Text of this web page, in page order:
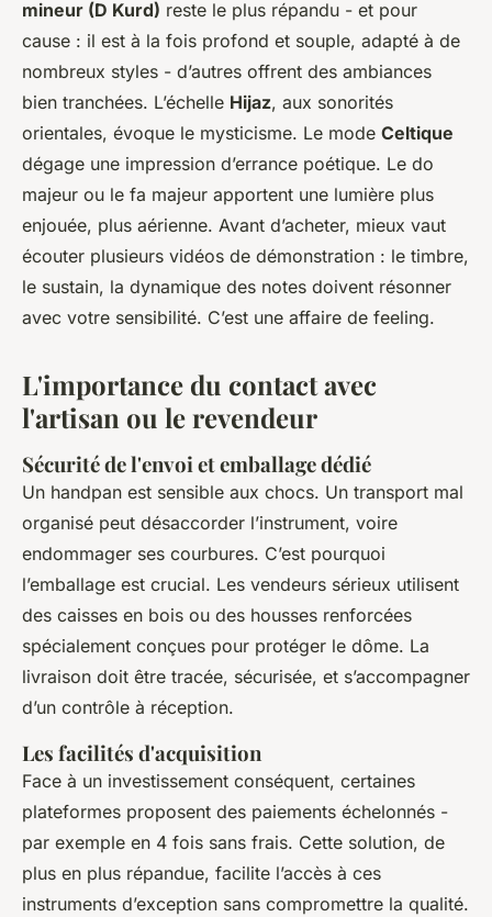
mineur (D Kurd) reste le plus répandu - et pour
cause : il est à la fois profond et souple, adapté à de
nombreux styles - d’autres offrent des ambiances
bien tranchées. L’échelle Hijaz, aux sonorités
orientales, évoque le mysticisme. Le mode Celtique
dégage une impression d’errance poétique. Le do
majeur ou le fa majeur apportent une lumière plus
enjouée, plus aérienne. Avant d’acheter, mieux vaut
écouter plusieurs vidéos de démonstration : le timbre,
le sustain, la dynamique des notes doivent résonner
avec votre sensibilité. C’est une affaire de feeling.
L'importance du contact avec
l'artisan ou le revendeur
Sécurité de l'envoi et emballage dédié
Un handpan est sensible aux chocs. Un transport mal
organisé peut désaccorder l’instrument, voire
endommager ses courbures. C’est pourquoi
l’emballage est crucial. Les vendeurs sérieux utilisent
des caisses en bois ou des housses renforcées
spécialement conçues pour protéger le dôme. La
livraison doit être tracée, sécurisée, et s’accompagner
d’un contrôle à réception.
Les facilités d'acquisition
Face à un investissement conséquent, certaines
plateformes proposent des paiements échelonnés -
par exemple en 4 fois sans frais. Cette solution, de
plus en plus répandue, facilite l’accès à ces
instruments d’exception sans compromettre la qualité.